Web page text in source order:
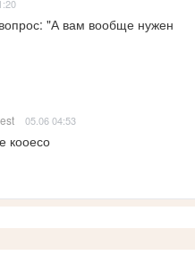
"А вам вообще нужен
05.06 04:53
кооесо